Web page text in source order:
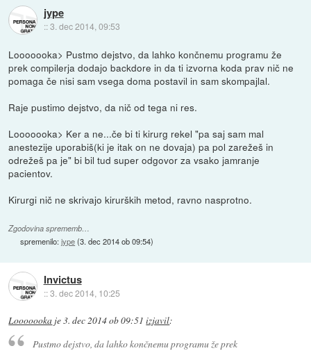
jype
::3. dec 2014, 09:53
Looooooka> Pustmo dejstvo, da lahko končnemu programu že
prek compilerja dodajo backdore in da ti izvorna koda prav nič ne
pomaga če nisi sam vsega doma postavil in sam skompajlal.
Raje pustimo dejstvo, da nič od tega ni res.
Looooooka> Ker a ne...če bi ti kirurg rekel "pa saj sam mal
anestezije uporabiš(ki je itak on ne dovaja) pa pol zarežeš in
odrežeš pa je" bi bil tud super odgovor za vsako jamranje
pacientov.
Kirurgi nič ne skrivajo kirurških metod, ravno nasprotno.
Zgodovina sprememb…
spremenilo:jype(3. dec 2014 ob 09:54)
Invictus
::3. dec 2014, 10:25
Looooooka je3. dec 2014 ob 09:51 izjavil:
Pustmo dejstvo, da lahko končnemu programu že prek